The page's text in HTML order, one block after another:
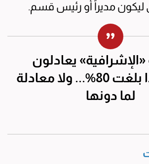
ليكون مديراً أو رئيس قسم.
يعادلون
درجاتهم إذا بلغت 80%... ولا معادلة
لما دونها